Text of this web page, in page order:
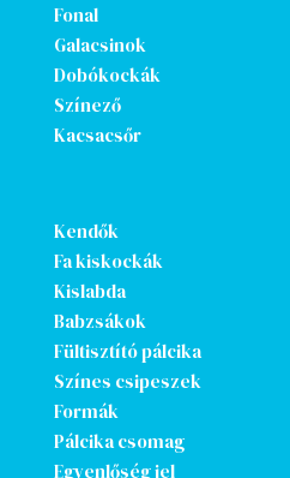
Fonal
Galacsinok
Dobókockák
Színező
Kacsacsőr
Kendők
Fa kiskockák
Kislabda
Babzsákok
Fültisztító pálcika
Színes csipeszek
Formák
Pálcika csomag
Egyenlőség jel